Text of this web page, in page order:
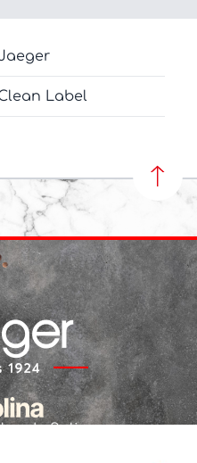
Label
de Solina